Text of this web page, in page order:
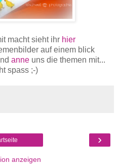
macht sieht ihr hier
auf einem blick
anne uns die themen mit...
spass ;-)
›
anzeigen